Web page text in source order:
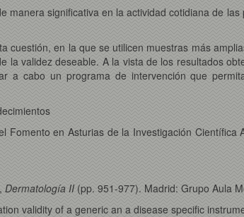
significativa en la actividad cotidiana de
en la que se utilicen muestras más
validez deseable. A la vista de los resultados
cabo un programa de intervención que
en Asturias de la Investigación Científica
Dermatología II(pp. 951-977). Madrid: Grupo Aula
validity of a generic an a disease specific